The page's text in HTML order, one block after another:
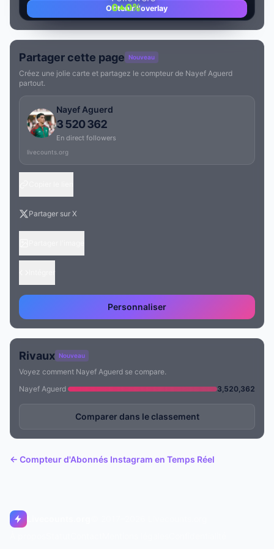
0 0%
Obtenir l'overlay
Partager cette page Nouveau
Créez une jolie carte et partagez le compteur de Nayef Aguerd
partout.
Nayef Aguerd
3 520 362
En direct followers
livecounts.org
Partager sur X
Personnaliser
Rivaux Nouveau
Voyez comment Nayef Aguerd se compare.
Nayef Aguerd
3,520,362
Comparer dans le classement
← Compteur d'Abonnés Instagram en Temps Réel